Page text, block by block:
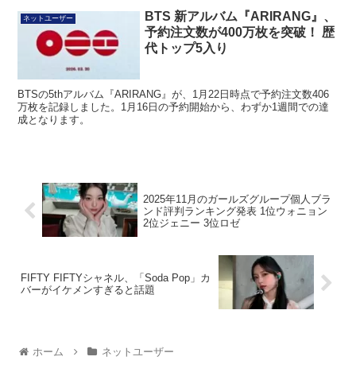
ネットユーザー
BTS 新アルバム『ARIRANG』、
予約注文数が400万枚を突破！ 歴
代トップ5入り
万枚を記録しました。1月16日の予約開始から、わずか1週間での達
成となります。
2025年11月のガールズグループ個人ブラ
ンド評判ランキング発表 1位ウォニョン
2位ジェニー 3位ロゼ
バーがイケメンすぎると話題